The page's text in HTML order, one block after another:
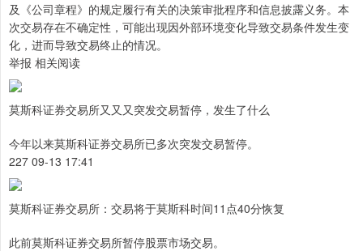
及《公司章程》的规定履行有关的决策审批程序和信息披露义务。本
次交易存在不确定性，可能出现因外部环境变化导致交易条件发生变
化，进而导致交易终止的情况。
举报 相关阅读
莫斯科证券交易所又又又突发交易暂停，发生了什么
今年以来莫斯科证券交易所已多次突发交易暂停。
227 09-13 17:41
莫斯科证券交易所：交易将于莫斯科时间11点40分恢复
此前莫斯科证券交易所暂停股票市场交易。